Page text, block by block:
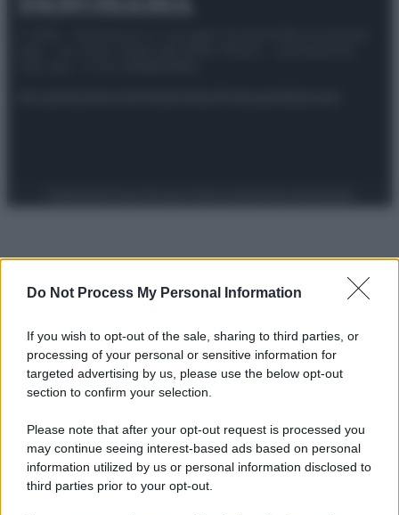
Do Not Process My Personal Information
If you wish to opt-out of the sale, sharing to third parties, or
processing of your personal or sensitive information for
targeted advertising by us, please use the below opt-out
section to confirm your selection.
Please note that after your opt-out request is processed you
may continue seeing interest-based ads based on personal
information utilized by us or personal information disclosed to
third parties prior to your opt-out.